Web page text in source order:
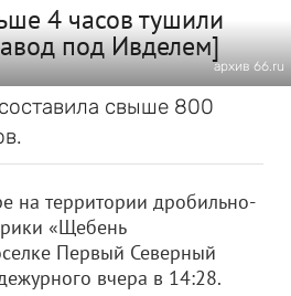
4 часов тушили
под Ивделем]
архив 66.ru
свыше 800
на территории дробильно-
«Щебень
Первый Северный
вчера в 14:28.